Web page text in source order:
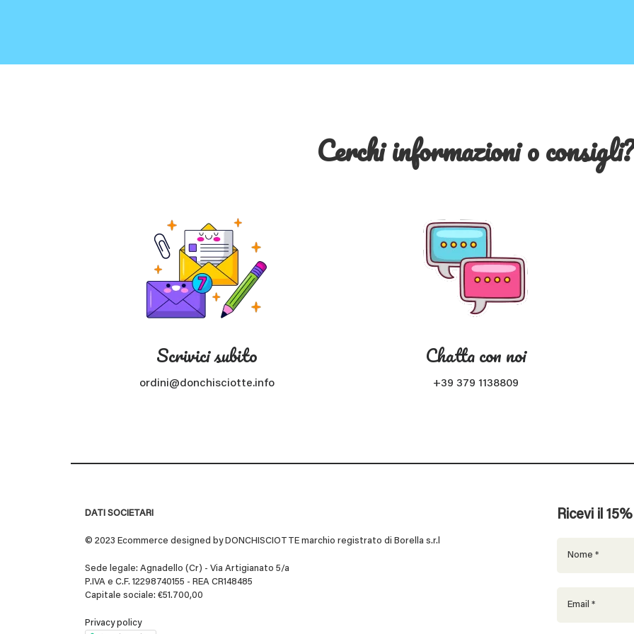
Cerchi informazioni o consigli?
Scrivici subito
ordini@donchisciotte.info
Chatta con noi
+39 379 1138809
DATI SOCIETARI
© 2023 Ecommerce designed by DONCHISCIOTTE marchio registrato di Borella s.r.l
Sede legale: Agnadello (Cr) - Via Artigianato 5/a
P.IVA e C.F. 12298740155 - REA CR148485
Capitale sociale: €51.700,00
Privacy policy
Ricevi il